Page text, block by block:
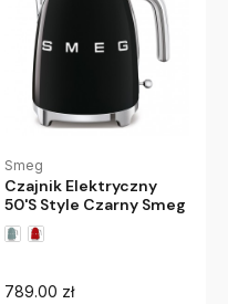
Smeg
Czajnik Elektryczny
50'S Style Czarny Smeg
789.00 zł